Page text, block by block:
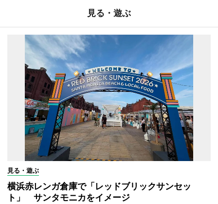
見る・遊ぶ
見る・遊ぶ
横浜赤レンガ倉庫で「レッドブリックサンセッ
ト」 サンタモニカをイメージ